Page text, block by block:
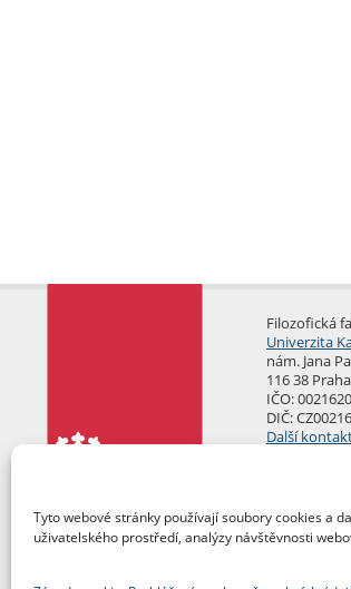
Tyto webové stránky používají soubory cookies a
uživatelského prostředí, analýzy návštěvnosti
Filozofická
Univerzita
nám. Jana
116 38
IČO:
DIČ:
Další